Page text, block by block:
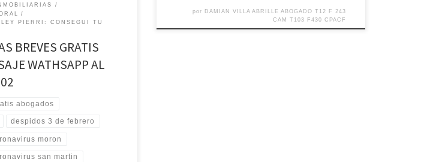
PIERRI: CONSEGUI TU
BREVES GRATIS
WATHSAPP AL
abogados
despidos 3 de febrero
moron
san martin
por DAMIAN VILLA ABRILLE ABOGADO T12 F 243
CAM T103 F430 CPACF